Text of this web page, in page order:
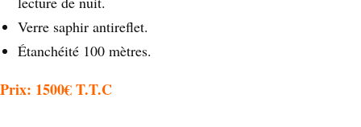
Verre saphir antireflet.
Étanchéité 100 mètres.
Prix: 1500€ T.T.C